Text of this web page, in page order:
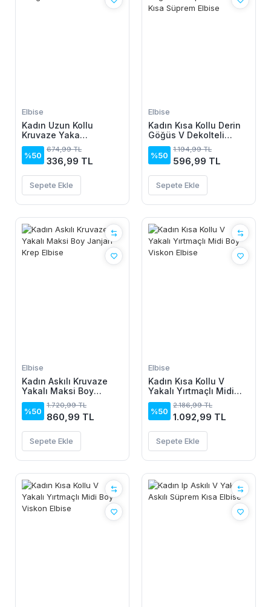
Elbise
Kadın Uzun Kollu
Kruvaze Yaka
Yanlardan Büzgülü
Kadife Elbise
%50
674,99 TL
336,99 TL
Sepete Ekle
Elbise
Kadın Kısa Kollu Derin
Göğüs V Dekolteli
önden Düğmeli Leopar
Desenli Kısa Süprem
Elbise
%50
1.194,99 TL
596,99 TL
Sepete Ekle
Elbise
Kadın Askılı Kruvaze
Yakalı Maksi Boy
Janjan Krep Elbise
%50
1.720,99 TL
860,99 TL
Sepete Ekle
Elbise
Kadın Kısa Kollu V
Yakalı Yırtmaçlı Midi
Boy Viskon Elbise
%50
2.186,99 TL
1.092,99 TL
Sepete Ekle